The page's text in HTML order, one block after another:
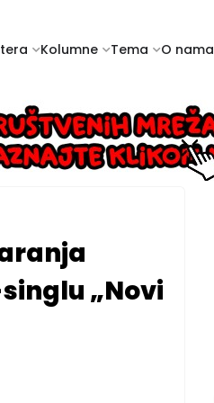
Kolumne Tema O nama
„Novi